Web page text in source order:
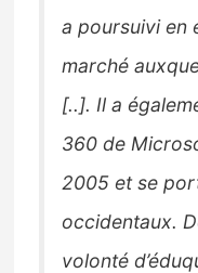
a poursuivi en
marché
[..]. Il a
360 de
2005 et se
occidentaux.
volonté